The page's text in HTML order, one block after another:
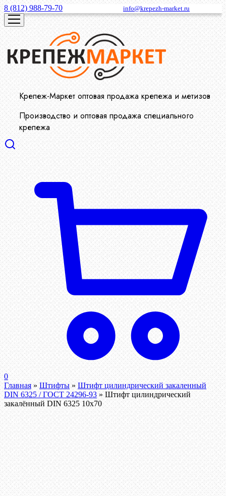
8 (812) 988-79-70 info@krepezh-market.ru
Крепеж-Маркет оптовая продажа крепежа и метизов
Производство и оптовая продажа специального
крепежа
0
Главная » Штифты » Штифт цилиндрический закаленный
DIN 6325 / ГОСТ 24296-93 » Штифт цилиндрический
закалённый DIN 6325 10х70